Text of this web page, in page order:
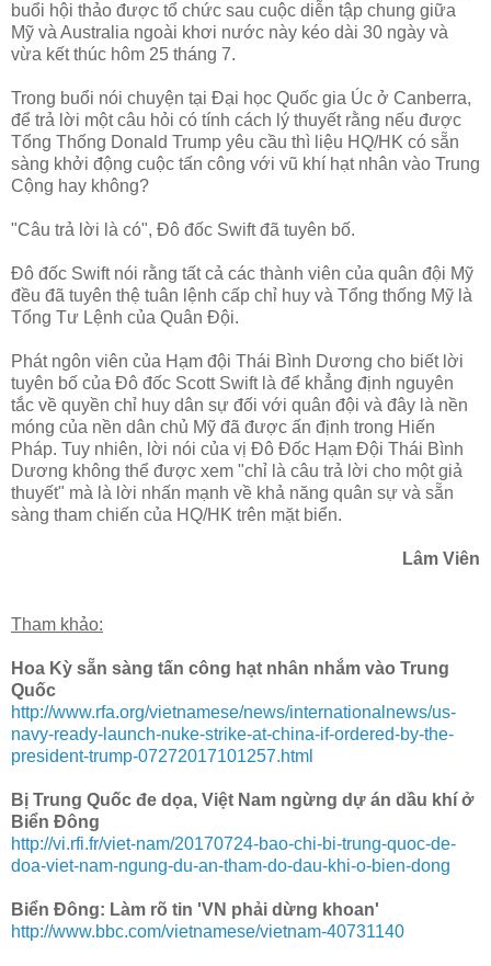
buổi hội thảo được tổ chức sau cuộc diễn tập chung giữa
Mỹ và Australia ngoài khơi nước này kéo dài 30 ngày và
vừa kết thúc hôm 25 tháng 7.
Trong buổi nói chuyện tại Đại học Quốc gia Úc ở Canberra,
để trả lời một câu hỏi có tính cách lý thuyết rằng nếu được
Tổng Thống Donald Trump yêu cầu thì liệu HQ/HK có sẵn
sàng khởi động cuộc tấn công với vũ khí hạt nhân vào Trung
Cộng hay không?
"Câu trả lời là có", Đô đốc Swift đã tuyên bố.
Đô đốc Swift nói rằng tất cả các thành viên của quân đội Mỹ
đều đã tuyên thệ tuân lệnh cấp chỉ huy và Tổng thống Mỹ là
Tổng Tư Lệnh của Quân Đội.
Phát ngôn viên của Hạm đội Thái Bình Dương cho biết lời
tuyên bố của Đô đốc Scott Swift là để khẳng định nguyên
tắc về quyền chỉ huy dân sự đối với quân đội và đây là nền
móng của nền dân chủ Mỹ đã được ấn định trong Hiến
Pháp. Tuy nhiên, lời nói của vị Đô Đốc Hạm Đội Thái Bình
Dương không thể được xem "chỉ là câu trả lời cho một giả
thuyết" mà là lời nhấn mạnh về khả năng quân sự và sẵn
sàng tham chiến của HQ/HK trên mặt biển.
Lâm Viên
Tham khảo:
Hoa Kỳ sẵn sàng tấn công hạt nhân nhắm vào Trung
Quốc
http://www.rfa.org/vietnamese/news/internationalnews/us-
navy-ready-launch-nuke-strike-at-china-if-ordered-by-the-
president-trump-07272017101257.html
Bị Trung Quốc đe dọa, Việt Nam ngừng dự án dầu khí ở
Biển Đông
http://vi.rfi.fr/viet-nam/20170724-bao-chi-bi-trung-quoc-de-
doa-viet-nam-ngung-du-an-tham-do-dau-khi-o-bien-dong
Biển Đông: Làm rõ tin 'VN phải dừng khoan'
http://www.bbc.com/vietnamese/vietnam-40731140